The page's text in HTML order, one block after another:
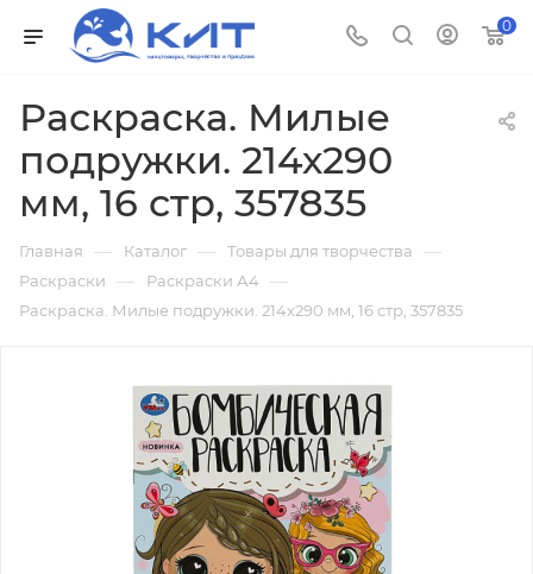
0
Раскраска. Милые
подружки. 214х290
мм, 16 стр, 357835
Главная — Каталог — Товары для творчества —
Раскраски — Раскраски А4 —
Раскраска. Милые подружки. 214х290 мм, 16 стр, 357835